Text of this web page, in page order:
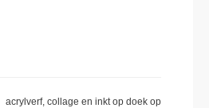
acrylverf, collage en inkt op doek op